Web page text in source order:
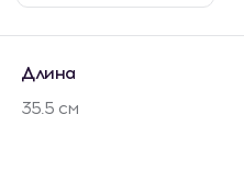
Длина
35.5 см